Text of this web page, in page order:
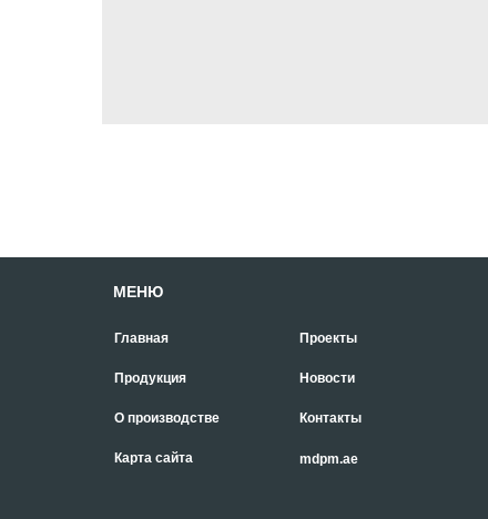
Главная
Продукция
О производстве
Проекты
Новости
Контакты
МЕНЮ
Карта сайта mdpm.ae